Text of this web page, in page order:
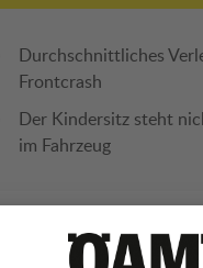
Durchschnittliches
Frontcrash
Der Kindersitz steht
im Fahrzeug